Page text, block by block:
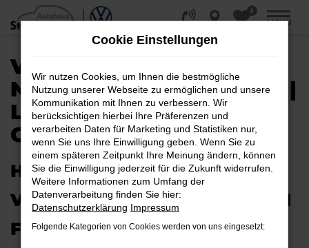
Zum
Hauptinhalt
0
MENÜ
VW TOUAREG EU-
NEUWAGEN / REIMPORT |
LIEFERSERVICE NACH
GÜTERSLOH
HERAUSRAGENDE QUALITÄT:
VW TOUAREG EU-NEUWAGEN
FÜR GÜTERSLOH
Cookie Einstellungen
Wir nutzen Cookies, um Ihnen die bestmögliche
Nutzung unserer Webseite zu ermöglichen und unsere
Kommunikation mit Ihnen zu verbessern. Wir
berücksichtigen hierbei Ihre Präferenzen und
verarbeiten Daten für Marketing und Statistiken nur,
wenn Sie uns Ihre Einwilligung geben. Wenn Sie zu
einem späteren Zeitpunkt Ihre Meinung ändern, können
Sie die Einwilligung jederzeit für die Zukunft widerrufen.
Weitere Informationen zum Umfang der
Datenverarbeitung finden Sie hier:
Datenschutzerklärung Impressum
Folgende Kategorien von Cookies werden von uns eingesetzt: